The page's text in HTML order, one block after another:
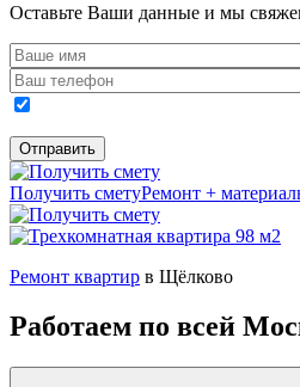
Оставьте Ваши данные и мы
Получить сметуРемонт +
Ремонт квартир в Щёлково
Работаем по всей